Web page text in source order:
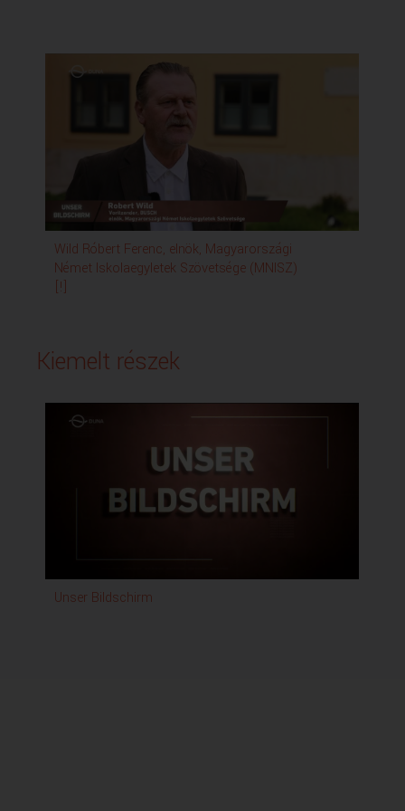
Wild Róbert Ferenc, elnök, Magyarországi
Német Iskolaegyletek Szövetsége (MNISZ)
[!]
Kiemelt részek
Unser Bildschirm